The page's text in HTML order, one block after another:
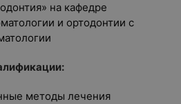
на кафедре
и ортодонтии с
методы лечения